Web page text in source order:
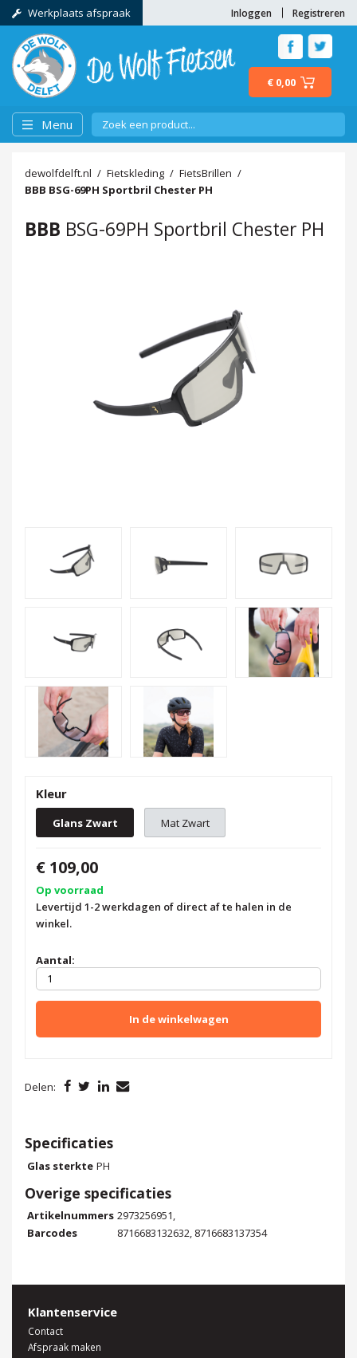
Werkplaats afspraak Registreren
Inloggen
€ 0,00
Menu
dewolfdelft.nl Fietskleding
FietsBrillen
BBB BSG-69PH Sportbril Chester PH
BBB BSG-69PH Sportbril Chester PH
Kleur
Glans Zwart Mat Zwart
€ 109,00
Op voorraad
Levertijd 1-2 werkdagen of direct af te halen in de
winkel.
Aantal:
In de winkelwagen
Delen:
Specificaties
Glas sterkte PH
Overige specificaties
Artikelnummers 2973256951,
Barcodes
8716683132632, 8716683137354
Klantenservice
Contact
Afspraak maken